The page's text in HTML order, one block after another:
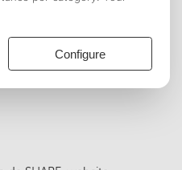
je deelnemen aan een
concepten en
stap doornemen. Ideaal als
perfect om lastige thema’s